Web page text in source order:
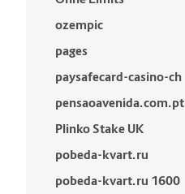
ozempic
pages
paysafecard-casino-ch
pensaoavenida.com.pt
Plinko Stake UK
pobeda-kvart.ru
pobeda-kvart.ru 1600